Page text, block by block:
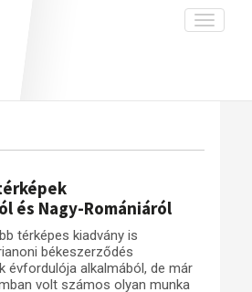
Toggle
békerendszer megszilárdulása
(feltöltés alatt)
és Nagy-Romániáról
térképes kiadvány is
békeszerződés
évfordulója alkalmából, de már
volt számos olyan munka